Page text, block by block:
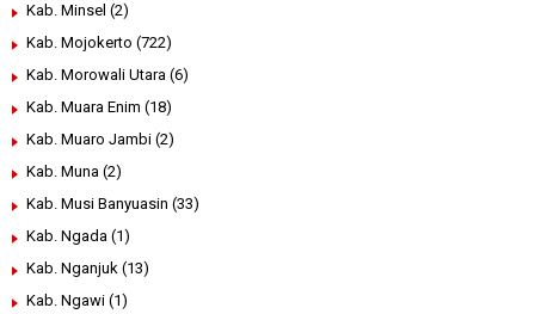
Kab. Minsel (2)
Kab. Mojokerto (722)
Kab. Morowali Utara (6)
Kab. Muara Enim (18)
Kab. Muaro Jambi (2)
Kab. Muna (2)
Kab. Musi Banyuasin (33)
Kab. Ngada (1)
Kab. Nganjuk (13)
Kab. Ngawi (1)